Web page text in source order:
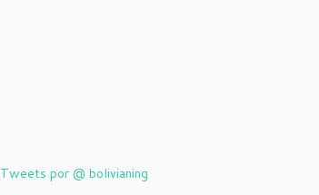
Tweets por @ bolivianing